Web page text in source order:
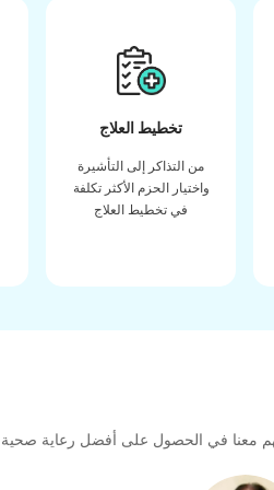
تخطيط العلاج
من التذاكر إلى التأشيرة
واختيار الحزم الأكثر تكلفة
في تخطيط العلاج